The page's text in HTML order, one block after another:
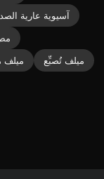
آسيوية عارية
ميلف
ميلف تُصبِّع